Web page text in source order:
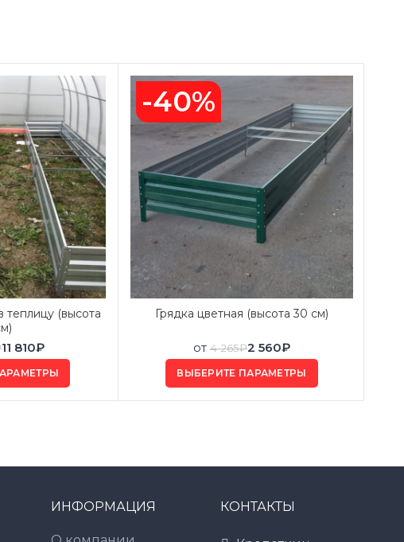
теплицу (высота
11 810₽
-40%
Грядка цветная (высота 30 см)
от 4 265₽2 560₽
ВЫБЕРИТЕ ПАРАМЕТРЫ
ИНФОРМАЦИЯ КОНТАКТЫ